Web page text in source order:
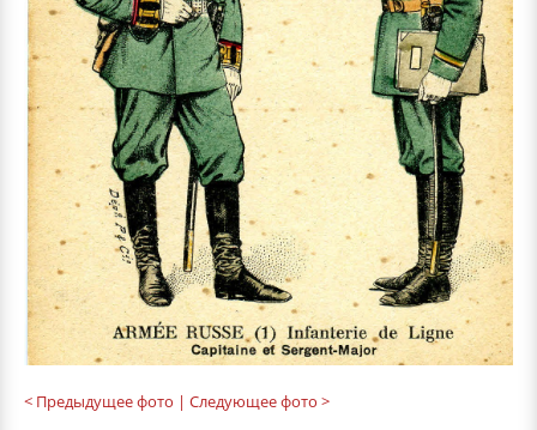
< Предыдущее фото | Следующее фото >